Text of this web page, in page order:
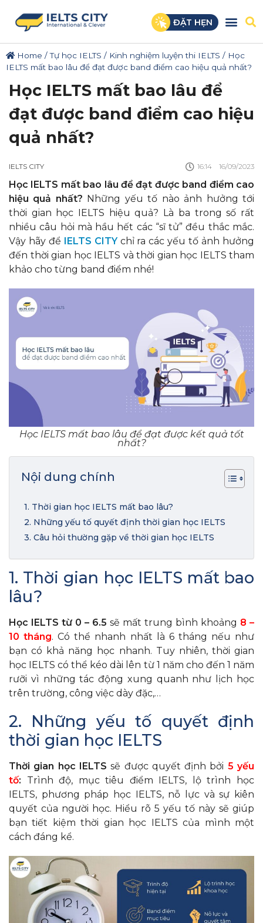
ĐẶT HẸN
Home /Tự học IELTS / Kinh nghiệm luyện thi IELTS / Học
IELTS mất bao lâu để đạt được band điểm cao hiệu quả nhất?
Học IELTS mất bao lâu để
đạt được band điểm cao hiệu
quả nhất?
IELTS CITY 16:14 16/09/2023
Học IELTS mất bao lâu để đạt được band điểm cao
hiệu quả nhất? Những yếu tố nào ảnh hưởng tới
thời gian học IELTS hiệu quả? Là ba trong số rất
nhiều câu hỏi mà hầu hết các “sĩ tử” đều thắc mắc.
Vậy hãy để IELTS CITYchỉ ra các yếu tố ảnh hưởng
đến thời gian học IELTS và thời gian học IELTS tham
khảo cho từng band điểm nhé!
Học IELTS mất bao lâu để đạt được kết quả tốt
nhất?
Nội dung chính
1. Thời gian học IELTS mất bao lâu?
2. Những yếu tố quyết định thời gian học IELTS
3. Câu hỏi thường gặp về thời gian học IELTS
1. Thời gian học IELTS mất bao
lâu?
Học IELTS từ 0 – 6.5 sẽ mất trung bình khoảng 8 –
10 tháng. Có thể nhanh nhất là 6 tháng nếu như
bạn có khả năng học nhanh. Tuy nhiên, thời gian
học IELTS có thể kéo dài lên từ 1 năm cho đến 1 năm
rưỡi vì những tác động xung quanh như lịch học
trên trường, công việc dày đặc,…
2. Những yếu tố quyết định
thời gian học IELTS
Thời gian học IELTSsẽ được quyết định bởi 5 yếu
tố: Trình độ, mục tiêu điểm IELTS, lộ trình học
IELTS, phương pháp học IELTS, nỗ lực và sự kiên
quyết của người học. Hiểu rõ 5 yếu tố này sẽ giúp
bạn tiết kiệm thời gian học IELTS của mình một
cách đáng kể.